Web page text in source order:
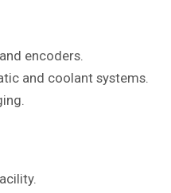
encoders.
and coolant systems.